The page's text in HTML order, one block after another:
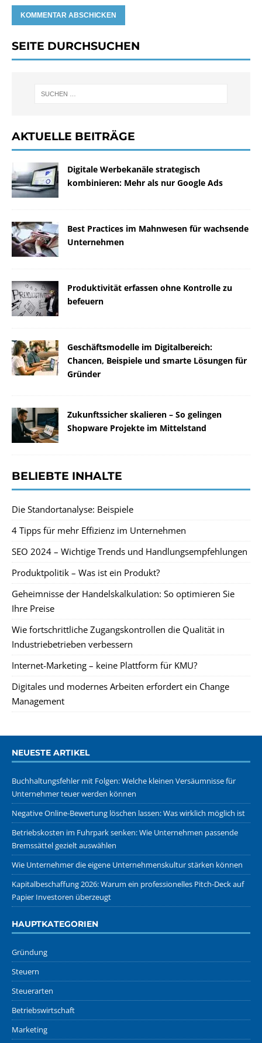
SEITE DURCHSUCHEN
AKTUELLE BEITRÄGE
Digitale Werbekanäle strategisch
kombinieren: Mehr als nur Google Ads
Best Practices im Mahnwesen für wachsende
Unternehmen
Produktivität erfassen ohne Kontrolle zu
befeuern
Geschäftsmodelle im Digitalbereich:
Chancen, Beispiele und smarte Lösungen für
Gründer
Zukunftssicher skalieren – So gelingen
Shopware Projekte im Mittelstand
BELIEBTE INHALTE
Die Standortanalyse: Beispiele
4 Tipps für mehr Effizienz im Unternehmen
SEO 2024 – Wichtige Trends und Handlungsempfehlungen
Produktpolitik – Was ist ein Produkt?
Geheimnisse der Handelskalkulation: So optimieren Sie
Ihre Preise
Wie fortschrittliche Zugangskontrollen die Qualität in
Industriebetrieben verbessern
Internet-Marketing – keine Plattform für KMU?
Digitales und modernes Arbeiten erfordert ein Change
Management
NEUESTE ARTIKEL
Buchhaltungsfehler mit Folgen: Welche kleinen Versäumnisse für
Unternehmer teuer werden können
Negative Online-Bewertung löschen lassen: Was wirklich möglich ist
Betriebskosten im Fuhrpark senken: Wie Unternehmen passende
Bremssättel gezielt auswählen
Wie Unternehmer die eigene Unternehmenskultur stärken können
Kapitalbeschaffung 2026: Warum ein professionelles Pitch-Deck auf
Papier Investoren überzeugt
HAUPTKATEGORIEN
Gründung
Steuern
Steuerarten
Betriebswirtschaft
Marketing